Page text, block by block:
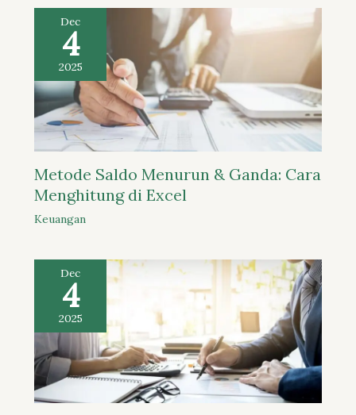
Dec
4
2025
Metode Saldo Menurun & Ganda: Cara
Menghitung di Excel
Keuangan
Dec
4
2025